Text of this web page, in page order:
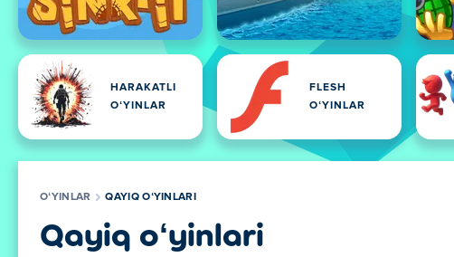
HARAKATLI
OʻYINLAR
FLESH
OʻYINLAR
OʻYINLAR QAYIQ OʻYINLARI
Qayiq oʻyinlari